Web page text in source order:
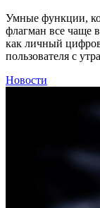
Умные функции,
флагман все чаще
как личный
пользователя с
Новости